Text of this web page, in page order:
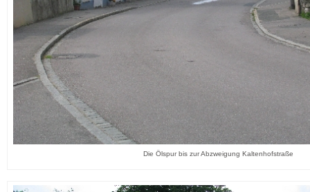
Die Ölspur bis zur Abzweigung Kaltenhofstraße